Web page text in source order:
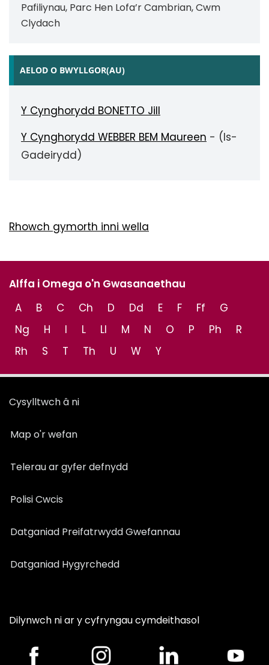
Pafiliynau, Parc Hen Lofa’r Cambrian, Cwm
Clydach
AELOD O BWYLLGOR(AU)
Y Cynghorydd BONETTO Jill
Y Cynghorydd WEBBER BEM Maureen - (Is-
Gadeirydd)
Rhowch gymorth inni wella
Alffa i Omega o'n Gwasanaethau
A
B C Ch D Dd E F Ff
G
Ng
H I L Ll M N O P Ph
R
Rh
S T Th U W Y
Cysylltwch â ni
Map o'r wefan
Telerau ar gyfer defnydd
Polisi Cwcis
Datganiad Preifatrwydd Gwefannau
Datganiad Hygyrchedd
Dilynwch ni ar y cyfryngau cymdeithasol